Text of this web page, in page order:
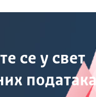
се у свет
података